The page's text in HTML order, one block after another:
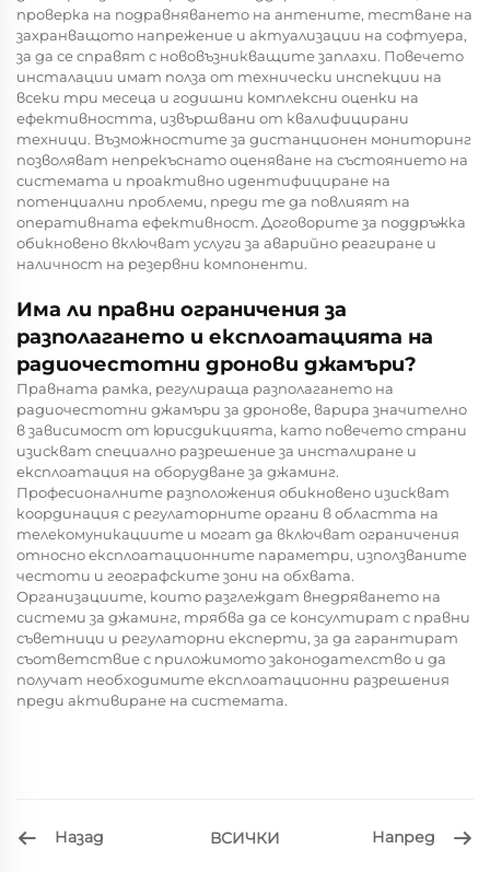
проверка на подравняването на антените, тестване на
захранващото напрежение и актуализации на софтуера,
за да се справят с нововъзникващите заплахи. Повечето
инсталации имат полза от технически инспекции на
всеки три месеца и годишни комплексни оценки на
ефективността, извършвани от квалифицирани
техници. Възможностите за дистанционен мониторинг
позволяват непрекъснато оценяване на състоянието на
системата и проактивно идентифициране на
потенциални проблеми, преди те да повлияят на
оперативната ефективност. Договорите за поддръжка
обикновено включват услуги за аварийно реагиране и
наличност на резервни компоненти.
Има ли правни ограничения за
разполагането и експлоатацията на
радиочестотни дронови джамъри?
Правната рамка, регулираща разполагането на
радиочестотни джамъри за дронове, варира значително
в зависимост от юрисдикцията, като повечето страни
изискват специално разрешение за инсталиране и
експлоатация на оборудване за джаминг.
Професионалните разположения обикновено изискват
координация с регулаторните органи в областта на
телекомуникациите и могат да включват ограничения
относно експлоатационните параметри, използваните
честоти и географските зони на обхвата.
Организациите, които разглеждат внедряването на
системи за джаминг, трябва да се консултират с правни
съветници и регулаторни експерти, за да гарантират
съответствие с приложимото законодателство и да
получат необходимите експлоатационни разрешения
преди активиране на системата.
Назад ВСИЧКИ Напред